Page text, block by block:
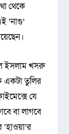
থেকে
‘নাগু’
ইসলাম খসরু
একটা তুলির
যে
বা লাগবে